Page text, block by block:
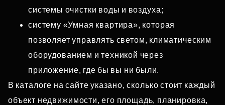
системы очистки воды и воздуха;
систему «Умная квартира», которая
позволяет управлять светом, климатическим
оборудованием и техникой через
приложение, где бы вы ни были.
В каталоге на сайте указано, сколько стоит каждый
объект недвижимости, его площадь, планировка,